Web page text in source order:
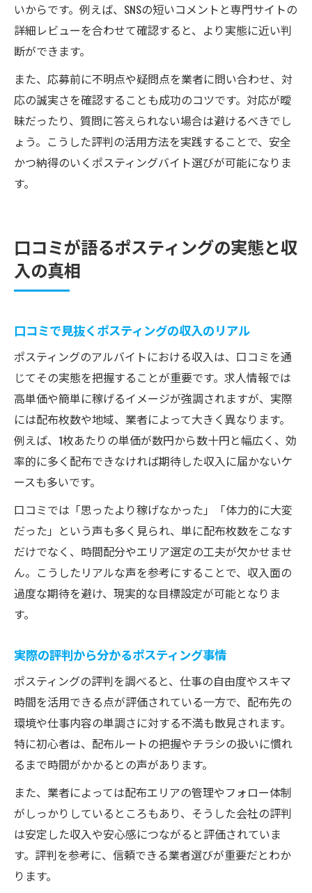
いからです。例えば、SNSの短いコメントと専門サイトの
詳細レビューを合わせて確認すると、より実態に近い判
断ができます。
また、応募前に不明点や疑問点を業者に問い合わせ、対
応の誠実さを確認することも成功のコツです。対応が曖
昧だったり、質問に答えられない場合は避けるべきでし
ょう。こうした評判の活用方法を実践することで、安全
かつ納得のいくポスティングバイト選びが可能になりま
す。
口コミが語るポスティングの実態と収
入の真相
口コミで見抜くポスティングの収入のリアル
ポスティングのアルバイトにおける収入は、口コミを通
じてその実態を把握することが重要です。求人情報では
高単価や簡単に稼げるイメージが強調されますが、実際
には配布枚数や地域、業者によって大きく異なります。
例えば、1枚あたりの単価が数円から数十円と幅広く、効
率的に多く配布できなければ期待した収入に届かないケ
ースも多いです。
口コミでは「思ったより稼げなかった」「体力的に大変
だった」という声も多く見られ、単に配布枚数をこなす
だけでなく、時間配分やエリア選定の工夫が欠かせませ
ん。こうしたリアルな声を参考にすることで、収入面の
過度な期待を避け、現実的な目標設定が可能となりま
す。
実際の評判から分かるポスティング事情
ポスティングの評判を調べると、仕事の自由度やスキマ
時間を活用できる点が評価されている一方で、配布先の
環境や仕事内容の単調さに対する不満も散見されます。
特に初心者は、配布ルートの把握やチラシの扱いに慣れ
るまで時間がかかるとの声があります。
また、業者によっては配布エリアの管理やフォロー体制
がしっかりしているところもあり、そうした会社の評判
は安定した収入や安心感につながると評価されていま
す。評判を参考に、信頼できる業者選びが重要だとわか
ります。